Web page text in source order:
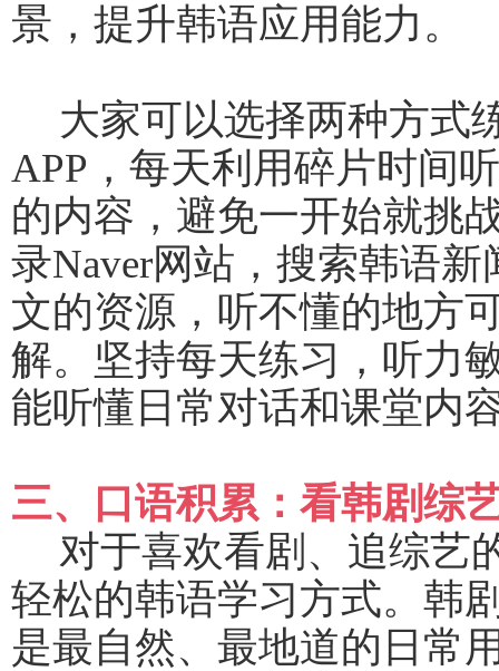
景，提升韩语应用能力。
大家可以选择两种方式
APP，每天利用碎片时间
的内容，避免一开始就挑
录Naver网站，搜索韩语
文的资源，听不懂的地方
解。坚持每天练习，听力
能听懂日常对话和课堂内
三、口语积累：看韩剧综
对于喜欢看剧、追综艺
轻松的韩语学习方式。韩
是最自然、最地道的日常